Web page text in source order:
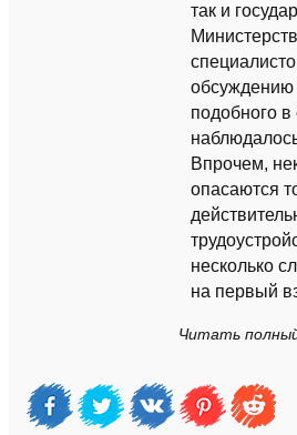
так и
обсуждению
подобного в
Впрочем,
опасаются
несколько
на первый
Читать